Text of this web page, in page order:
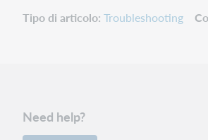
Tipo di articolo Troubleshooting
Need help?